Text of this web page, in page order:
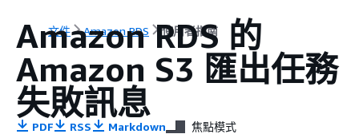
文件 Amazon RDS 使用者指南
Amazon RDS 的
Amazon S3 匯出任務
失敗訊息
PDF RSS Markdown 焦點模式